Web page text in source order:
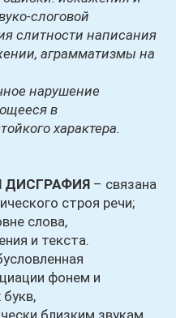
слоговой
слитности написания
аграмматизмы на
нарушение
в
характера.
ДИСГРАФИЯ – связана
строя речи;
слова,
и текста.
фонем и
близким звукам